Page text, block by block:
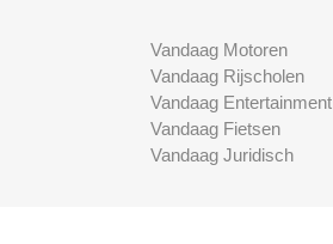
Vandaag Motoren
Vandaag Rijscholen
Vandaag Entertainment
Vandaag Fietsen
Vandaag Juridisch